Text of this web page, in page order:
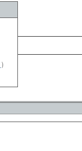
）